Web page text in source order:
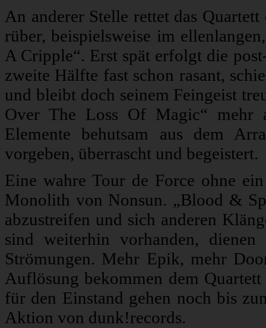
An anderer Stelle rettet das
rüber, beispielsweise im
A Cripple“. Erst spät erfolgt die
zweite Hälfte fast schon rasant,
und bleibt doch seinem Feingeist
Over The Loss Of Magic“ mehr
Elemente behutsam aus dem
vorgeben, überrascht und begeistert.
Eine wahre Tour de Force ohne
Monolith von Nonsun. „Blood &
abzustreifen und sich anderen
sind weiterhin vorhanden,
Strömungen. Mehr Epik, mehr
Auflösung bekommen dem
für den Einstand gehen noch bis
Aktion von dunk!records.